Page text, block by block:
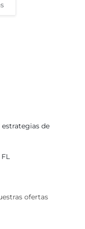
de
ofertas